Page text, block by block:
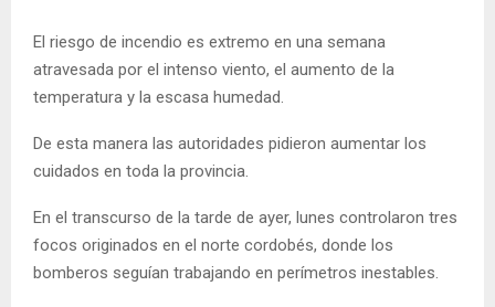
El riesgo de incendio es extremo en una semana
atravesada por el intenso viento, el aumento de la
temperatura y la escasa humedad.
De esta manera las autoridades pidieron aumentar los
cuidados en toda la provincia.
En el transcurso de la tarde de ayer, lunes controlaron tres
focos originados en el norte cordobés, donde los
bomberos seguían trabajando en perímetros inestables.